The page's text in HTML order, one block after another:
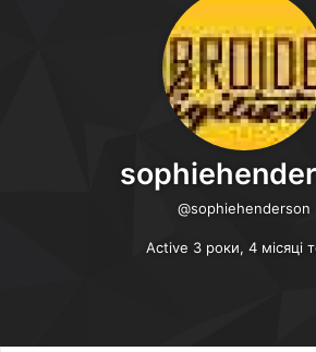
@sophiehenderson
Active 3 роки, 4 місяці